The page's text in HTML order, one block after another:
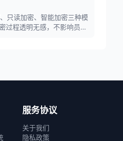
只读加密、智能加密三种模
过程透明无感，不影响员工
服务协议
关于我们
隐私政策